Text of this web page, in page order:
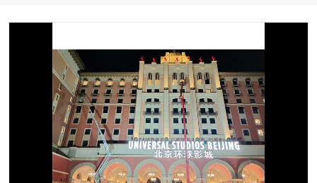
开荒保洁
石材翻新 建筑物外墙维修